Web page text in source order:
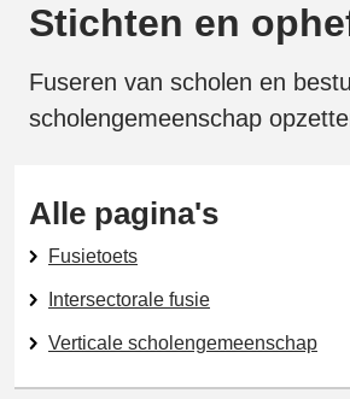
Stichten en
Fuseren van scholen en
scholengemeenschap
Alle pagina's
Fusietoets
Intersectorale fusie
Verticale scholengemeenschap